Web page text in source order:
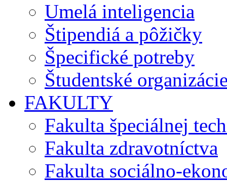
Umelá inteligencia
Štipendiá a pôžičky
Špecifické potreby
Študentské
FAKULTY
Fakulta špeciálnej
Fakulta zdravotníctva
Fakulta sociálno-